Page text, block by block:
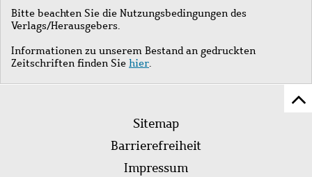
Bitte beachten Sie die Nutzungsbedingungen des
Verlags/Herausgebers.
Informationen zu unserem Bestand an gedruckten
Zeitschriften finden Sie hier.
Fußleistenmenü
Sitemap
Barrierefreiheit
Impressum